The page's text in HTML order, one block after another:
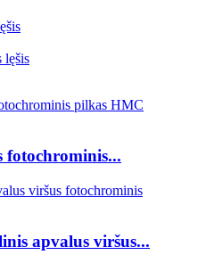
lęšis
fotochrominis...
apvalus viršus...